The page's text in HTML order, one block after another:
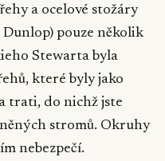
a ocelové stožáry
pouze několik
Stewarta byla
které byly jako
trati, do nichž jste
stromů. Okruhy
nebezpečí.